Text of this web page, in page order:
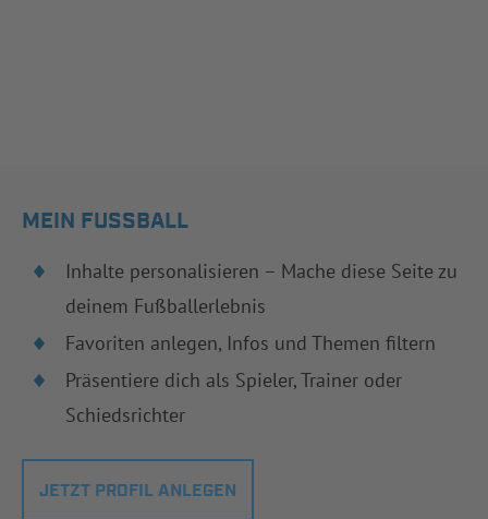
MEIN FUSSBALL
Inhalte personalisieren – Mache diese Seite zu
deinem Fußballerlebnis
Favoriten anlegen, Infos und Themen filtern
Präsentiere dich als Spieler, Trainer oder
Schiedsrichter
JETZT PROFIL ANLEGEN